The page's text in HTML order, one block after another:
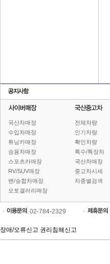
국산차매장
수입차매장
튜닝카매장
승용차매장
스포츠카매장
RV/SUV매장
밴/승합차매장
오토갤러리매장
전체차량
인기차량
확인차량
특수/특장차
국산차매장
중고차시세
차종별검색
02-784-2329
장애/오류신고 권리침해신고